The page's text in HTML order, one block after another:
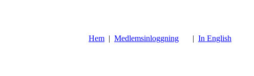
Hem | Medlemsinloggning | In English